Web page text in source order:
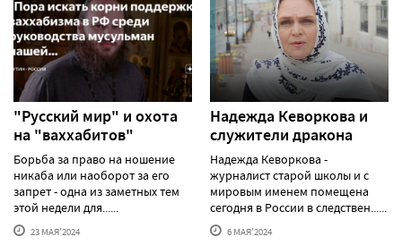
"Русский мир" и охота
на "ваххабитов"
Борьба за право на ношение
никаба или наоборот за его
запрет - одна из заметных тем
этой недели для......
23 МАЯ'2024
Надежда Кеворкова и
служители дракона
Надежда Кеворкова -
журналист старой школы и с
мировым именем помещена
сегодня в России в следствен......
6 МАЯ'2024